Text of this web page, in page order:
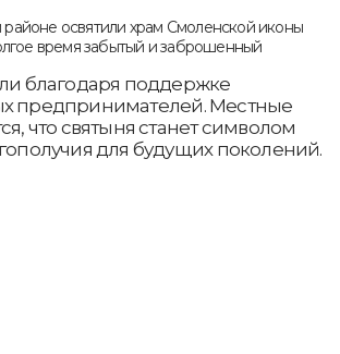
благодаря поддержке
предпринимателей. Местные
что святыня станет символом
для будущих поколений.